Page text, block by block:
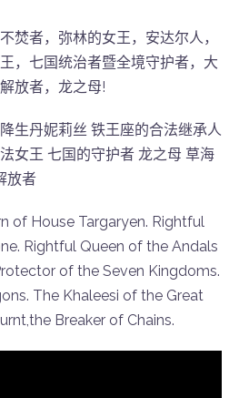
焚者，弥林的女王，安达尔人，
，七国统治者暨全境守护者，大
放者，龙之母!
生丹妮莉丝 铁王座的合法继承人
女王 七国的守护者 龙之母 草海
放者
of House Targaryen. Rightful
Rightful Queen of the Andals
of the Seven Kingdoms.
The Khaleesi of the Great
Breaker of Chains.